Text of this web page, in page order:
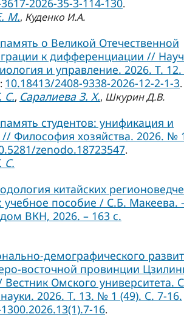
2026-35-3-114-130.
М., Куденко И.А.
о Великой Отечественной
к дифференциации //
и управление. 2026. Т.
10.18413/2408-9338-2026-12-2-1-3.
С., Саралиева З. Х., Шкурин Д.В.
студентов: унификация и
Философия хозяйства. 2026. №
zenodo.18723547.
С.
китайских
учебное пособие / С.Б. Макеева.
ВКН, 2026. – 163 с.
демографического
восточной провинции
Вестник Омского университета.
2026. Т. 13. № 1 (49). С. 7-16.
16.